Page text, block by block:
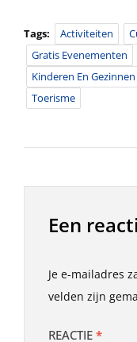
Tags: Activiteiten
Gratis Evenementen
Kinderen En Gezinnen
Toerisme
Een
Je e-mailadres
velden zijn
REACTIE *